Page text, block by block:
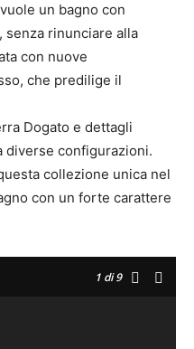
un bagno con
rinunciare alla
con nuove
che predilige il
Dogato e dettagli
diverse configurazioni.
collezione unica nel
con un forte carattere
1 di 9